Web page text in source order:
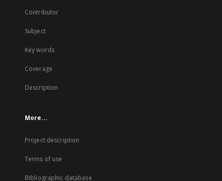
Contributor
Subject
Key words
Coverage
Description
More...
Project description
Terms of use
Bibliographic database